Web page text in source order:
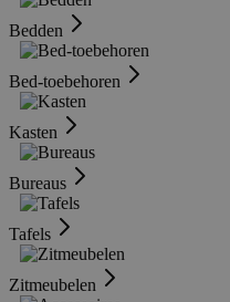
Bedden
Bed-toebehoren
Kasten
Bureaus
Tafels
Zitmeubelen